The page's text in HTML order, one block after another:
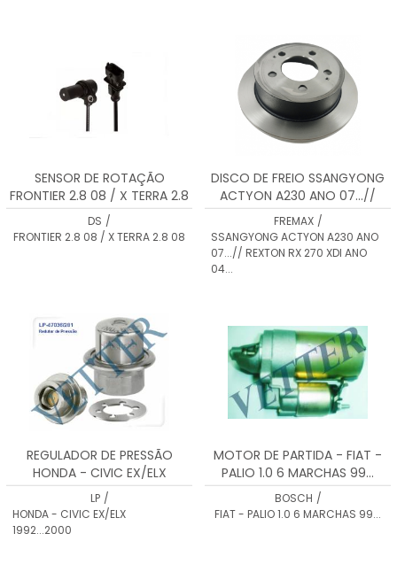
SENSOR DE ROTAÇÃO
FRONTIER 2.8 08 / X TERRA 2.8
08 DS1830
DS /
FRONTIER 2.8 08 / X TERRA 2.8 08
DISCO DE FREIO SSANGYONG
ACTYON A230 ANO 07...//
REXTON RX 270 XDI ANO 04...
BD8675
FREMAX /
SSANGYONG ACTYON A230 ANO
07...// REXTON RX 270 XDI ANO
04...
REGULADOR DE PRESSÃO
HONDA - CIVIC EX/ELX
1992...2000
LP /
HONDA - CIVIC EX/ELX
1992...2000
MOTOR DE PARTIDA - FIAT -
PALIO 1.0 6 MARCHAS 99...
BOSCH /
FIAT - PALIO 1.0 6 MARCHAS 99...